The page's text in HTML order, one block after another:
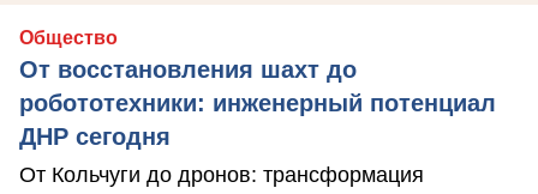
Общество
От восстановления шахт до
робототехники: инженерный потенциал
ДНР сегодня
От Кольчуги до дронов: трансформация